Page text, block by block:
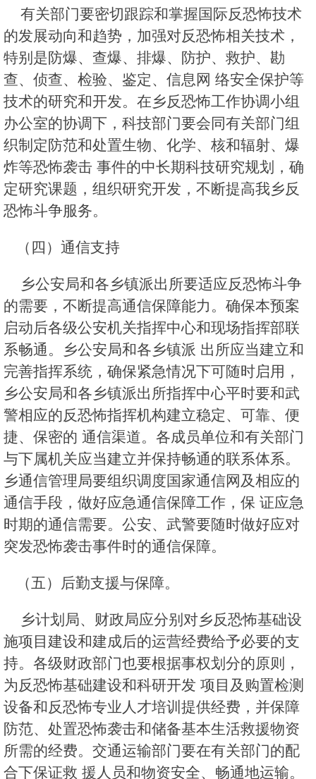
有关部门要密切跟踪和掌握国际反恐怖技术
的发展动向和趋势，加强对反恐怖相关技术，
特别是防爆、查爆、排爆、防护、救护、勘
查、侦查、检验、鉴定、信息网 络安全保护等
技术的研究和开发。在乡反恐怖工作协调小组
办公室的协调下，科技部门要会同有关部门组
织制定防范和处置生物、化学、核和辐射、爆
炸等恐怖袭击 事件的中长期科技研究规划，确
定研究课题，组织研究开发，不断提高我乡反
恐怖斗争服务。
（四）通信支持
乡公安局和各乡镇派出所要适应反恐怖斗争
的需要，不断提高通信保障能力。确保本预案
启动后各级公安机关指挥中心和现场指挥部联
系畅通。乡公安局和各乡镇派 出所应当建立和
完善指挥系统，确保紧急情况下可随时启用，
乡公安局和各乡镇派出所指挥中心平时要和武
警相应的反恐怖指挥机构建立稳定、可靠、便
捷、保密的 通信渠道。各成员单位和有关部门
与下属机关应当建立并保持畅通的联系体系。
乡通信管理局要组织调度国家通信网及相应的
通信手段，做好应急通信保障工作，保 证应急
时期的通信需要。公安、武警要随时做好应对
突发恐怖袭击事件时的通信保障。
（五）后勤支援与保障。
乡计划局、财政局应分别对乡反恐怖基础设
施项目建设和建成后的运营经费给予必要的支
持。各级财政部门也要根据事权划分的原则，
为反恐怖基础建设和科研开发 项目及购置检测
设备和反恐怖专业人才培训提供经费，并保障
防范、处置恐怖袭击和储备基本生活救援物资
所需的经费。交通运输部门要在有关部门的配
合下保证救 援人员和物资安全、畅通地运输。